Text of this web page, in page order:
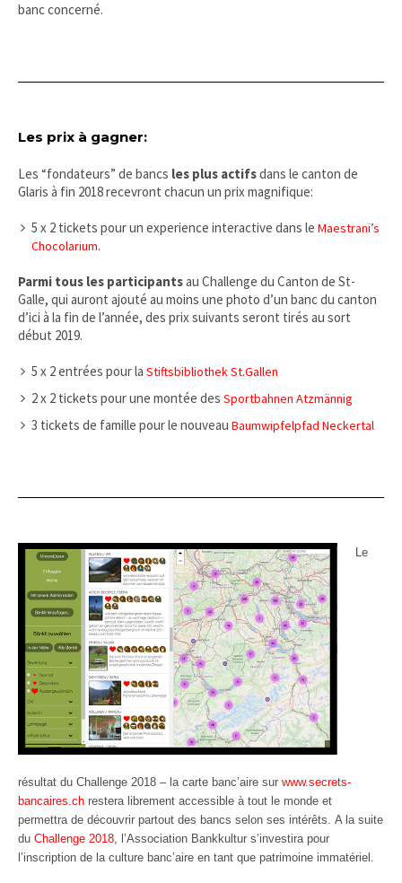
banc concerné.
Les prix à gagner:
Les “fondateurs” de bancs les plus actifsdans le canton de
Glaris à fin 2018 recevront chacun un prix magnifique:
5 x 2 tickets pour un experience interactive dans leMaestrani’s
Chocolarium.
Parmi tous les participantsau Challenge du Canton de St-
Galle, qui auront ajouté au moins une photo d’un banc du canton
d’ici à la fin de l’année, des prix suivants seront tirés au sort
début 2019.
5 x 2 entrées pour laStiftsbibliothek St.Gallen
2 x 2 tickets pour une montée desSportbahnen Atzmännig
3 tickets de famille pour le nouveauBaumwipfelpfad Neckertal
Le
résultat du Challenge 2018 – la carte banc’aire surwww.secrets-
bancaires.ch restera librement accessible à tout le monde et
permettra de découvrir partout des bancs selon ses intérêts. A la suite
duChallenge 2018, l’Association Bankkultur s’investira pour
l’inscription de la culture banc’aire en tant que patrimoine immatériel.